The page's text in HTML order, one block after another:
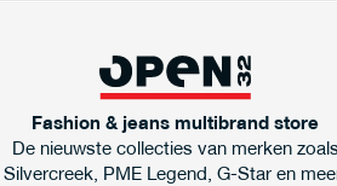
Fashion & jeans multibrand store
De nieuwste collecties van merken zoals
Silvercreek, PME Legend, G-Star en